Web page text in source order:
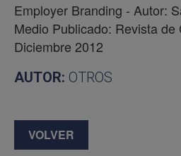
Employer Branding - Autor:
Medio Publicado: Revista de
Diciembre 2012
AUTOR: OTROS
VOLVER